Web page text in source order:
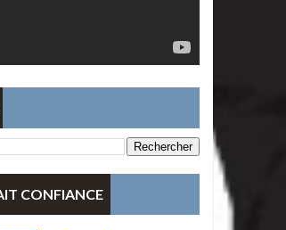
CONFIANCE